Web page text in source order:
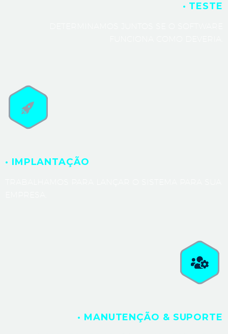
· TESTE
· IMPLANTAÇÃO
· MANUTENÇÃO & SUPORTE